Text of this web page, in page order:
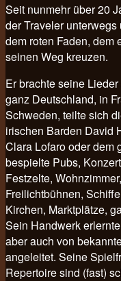
Seit nunmehr über 20
der Traveler
dem roten Faden, dem
seinen Weg kreuzen.
Er brachte seine
ganz Deutschland, in
Schweden, teilte sich
irischen Barden David
Clara Lofaro oder dem
bespielte Pubs,
Festzelte,
Freilichtbühnen,
Kirchen, Marktplätze,
Sein Handwerk
aber auch von
angeleitet. Seine
Repertoire sind (fast)